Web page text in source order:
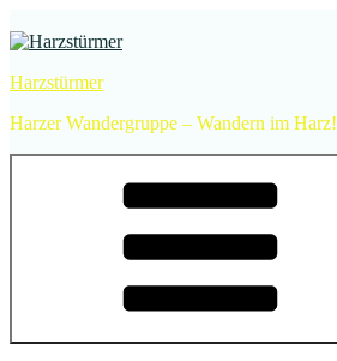
Inhalt
Harzstürmer
Harzer Wandergruppe – Wandern im Harz!